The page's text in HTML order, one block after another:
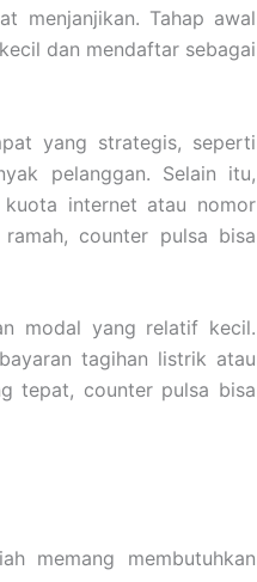
menjanjikan. Tahap awal
dan mendaftar sebagai
yang strategis, seperti
pelanggan. Selain itu,
internet atau nomor
counter pulsa bisa
modal yang relatif kecil.
tagihan listrik atau
tepat, counter pulsa bisa
memang membutuhkan